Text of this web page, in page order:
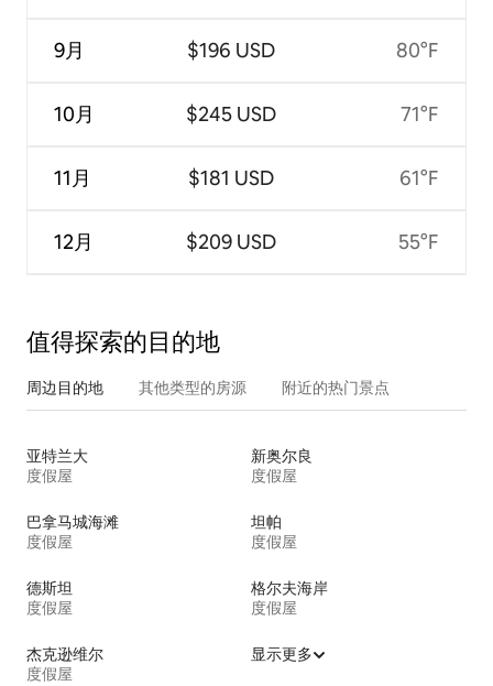
9月
10月
11月
12月
$196 USD
$245 USD
$181 USD
$209 USD
80°F
71°F
61°F
55°F
值得探索的目的地
周边目的地 其他类型的房源 附近的热门景点
亚特兰大
度假屋
新奥尔良
度假屋
巴拿马城海滩
度假屋
坦帕
度假屋
德斯坦
度假屋
格尔夫海岸
度假屋
杰克逊维尔
度假屋
显示更多